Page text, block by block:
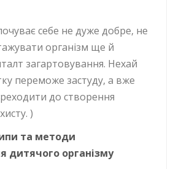
себе не дуже добре, не
організм ще й
загартовування. Нехай
переможе застуду, а вже
до створення
)
та методи
дитячого організму